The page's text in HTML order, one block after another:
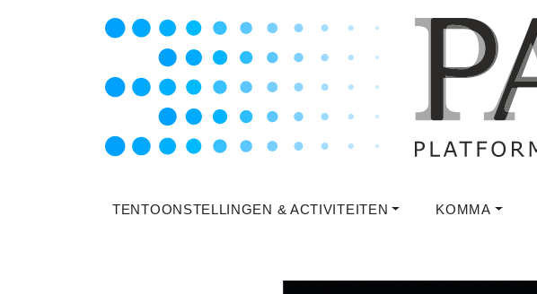
TENTOONSTELLINGEN & ACTIVITEITEN KOMMA